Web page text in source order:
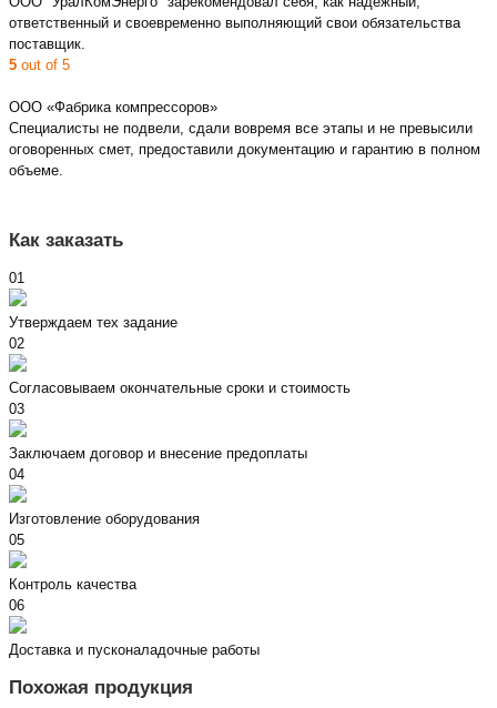
ответственный и своевременно выполняющий свои обязательства
поставщик.
5 out of 5
ООО «Фабрика компрессоров»
Специалисты не подвели, сдали вовремя все этапы и не превысили
оговоренных смет, предоставили документацию и гарантию в полном
объеме.
Как заказать
01
Утверждаем тех задание
02
Согласовываем окончательные сроки и стоимость
03
Заключаем договор и внесение предоплаты
04
Изготовление оборудования
05
Контроль качества
06
Доставка и пусконаладочные работы
Похожая продукция